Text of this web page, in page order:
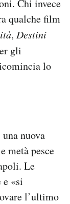
Chi invece
qualche film
, Destini
gli
lo
nuova
metà pesce
Le
«si
l’ultimo